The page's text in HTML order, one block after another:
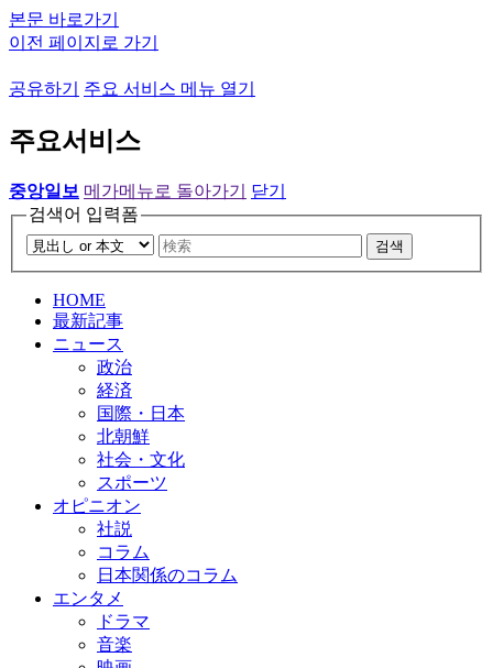
본문 바로가기
이전 페이지로 가기
공유하기 주요 서비스 메뉴 열기
주요서비스
중앙일보 메가메뉴로 돌아가기
닫기
검색어 입력폼
검색
HOME
最新記事
ニュース
政治
経済
国際・日本
北朝鮮
社会・文化
スポーツ
オピニオン
社説
コラム
日本関係のコラム
エンタメ
ドラマ
音楽